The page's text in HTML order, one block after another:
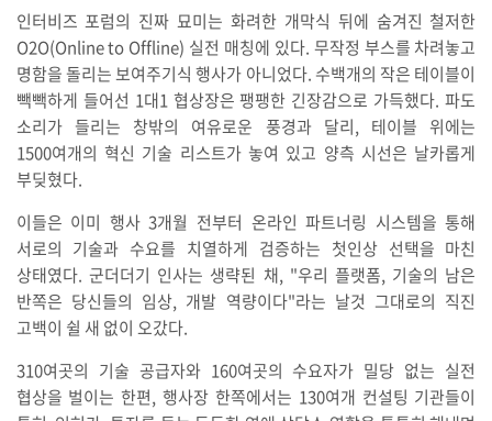
인터비즈 포럼의 진짜 묘미는 화려한 개막식 뒤에 숨겨진 철저한
O2O(Online to Offline) 실전 매칭에 있다. 무작정 부스를 차려놓고
명함을 돌리는 보여주기식 행사가 아니었다. 수백개의 작은 테이블이
빽빽하게 들어선 1대1 협상장은 팽팽한 긴장감으로 가득했다. 파도
소리가 들리는 창밖의 여유로운 풍경과 달리, 테이블 위에는
1500여개의 혁신 기술 리스트가 놓여 있고 양측 시선은 날카롭게
부딪혔다.
이들은 이미 행사 3개월 전부터 온라인 파트너링 시스템을 통해
서로의 기술과 수요를 치열하게 검증하는 첫인상 선택을 마친
상태였다. 군더더기 인사는 생략된 채, "우리 플랫폼, 기술의 남은
반쪽은 당신들의 임상, 개발 역량이다"라는 날것 그대로의 직진
고백이 쉴 새 없이 오갔다.
310여곳의 기술 공급자와 160여곳의 수요자가 밀당 없는 실전
협상을 벌이는 한편, 행사장 한쪽에서는 130여개 컨설팅 기관들이